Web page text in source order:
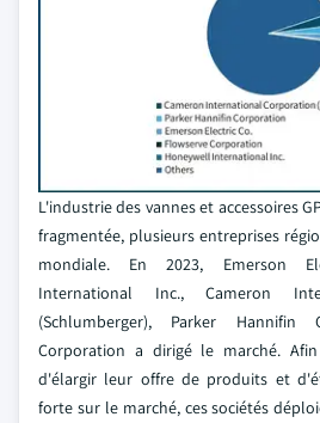
L'industrie des vannes et accessoires
fragmentée, plusieurs entreprises
mondiale. En 2023, Emerson
International Inc., Cameron
(Schlumberger), Parker Hannifin
Corporation a dirigé le marché.
d'élargir leur offre de produits et
forte sur le marché, ces sociétés